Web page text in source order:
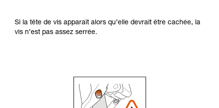
Si la tête de vis apparaît alors qu’elle devrait être cachée, la
vis n’est pas assez serrée.